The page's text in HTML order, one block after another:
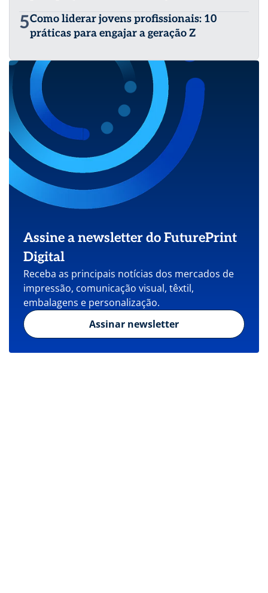
5Como liderar jovens profissionais: 10
práticas para engajar a geração Z
Assine a newsletter do FuturePrint
Digital
Receba as principais notícias dos mercados de
impressão, comunicação visual, têxtil,
embalagens e personalização.
Assinar newsletter